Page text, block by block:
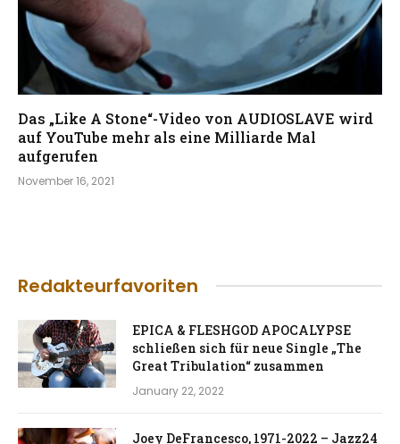
Das „Like A Stone“-Video von AUDIOSLAVE wird
auf YouTube mehr als eine Milliarde Mal
aufgerufen
November 16, 2021
Redakteurfavoriten
EPICA & FLESHGOD APOCALYPSE
schließen sich für neue Single „The
Great Tribulation“ zusammen
January 22, 2022
Joey DeFrancesco, 1971-2022 – Jazz24